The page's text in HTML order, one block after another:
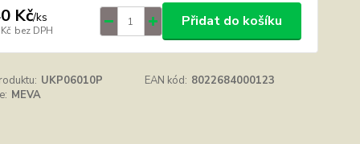
Kč/ks
bez DPH
Přidat do košíku
UKP06010P EAN kód: 8022684000123
MEVA